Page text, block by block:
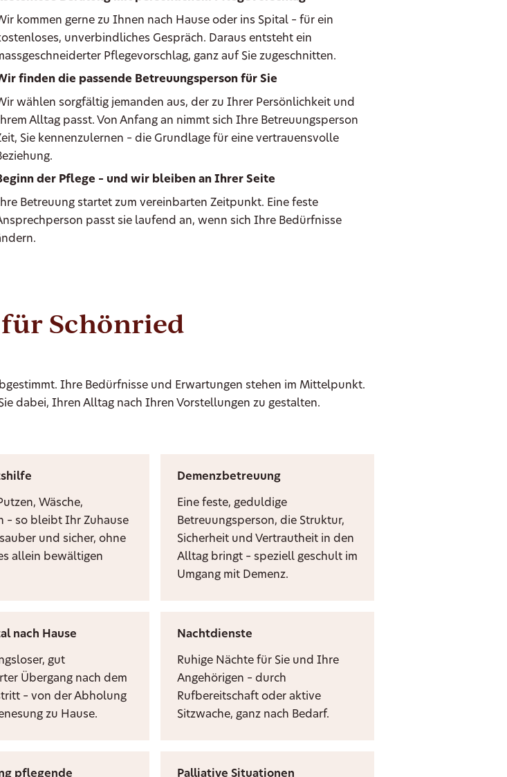
kommen gerne zu Ihnen nach Hause oder ins Spital – für ein
unverbindliches Gespräch. Daraus entsteht ein
Pflegevorschlag, ganz auf Sie zugeschnitten.
finden die passende Betreuungsperson für Sie
wählen sorgfältig jemanden aus, der zu Ihrer Persönlichkeit und
Alltag passt. Von Anfang an nimmt sich Ihre Betreuungsperson
Sie kennenzulernen – die Grundlage für eine vertrauensvolle
der Pflege – und wir bleiben an Ihrer Seite
Betreuung startet zum vereinbarten Zeitpunkt. Eine feste
passt sie laufend an, wenn sich Ihre Bedürfnisse
Schönried
Ihre Bedürfnisse und Erwartungen stehen im Mittelpunkt.
dabei, Ihren Alltag nach Ihren Vorstellungen zu gestalten.
Wäsche,
– so bleibt Ihr Zuhause
und sicher, ohne
allein bewältigen
Demenzbetreuung
Eine feste, geduldige
Betreuungsperson, die Struktur,
Sicherheit und Vertrautheit in den
Alltag bringt – speziell geschult im
Umgang mit Demenz.
nach Hause
gut
Übergang nach dem
– von der Abholung
zu Hause.
Nachtdienste
Ruhige Nächte für Sie und Ihre
Angehörigen – durch
Rufbereitschaft oder aktive
Sitzwache, ganz nach Bedarf.
pflegende
Palliative Situationen